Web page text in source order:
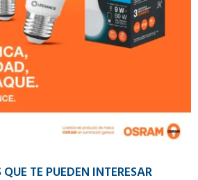
TE PUEDEN INTERESAR